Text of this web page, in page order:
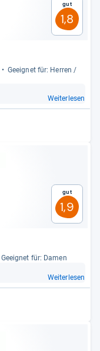
Gut
1,8
Geeig­net für: Her­ren /
Weiterlesen
Gut
1,9
Geeig­net für: Damen
Weiterlesen